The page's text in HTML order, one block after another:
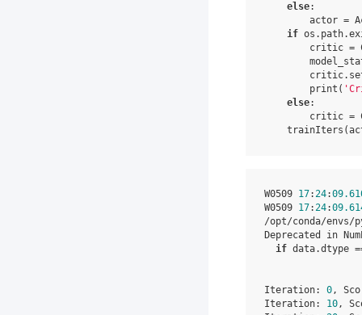
else:
actor =
if os . path.
critic =
critic.
print (
else:
critic =
trainIters (
W0509 17:24:
W0509 17:24:
/opt/conda/envs/
Deprecated in
if data.dtype
Iteration: 0,
Iteration: 10,